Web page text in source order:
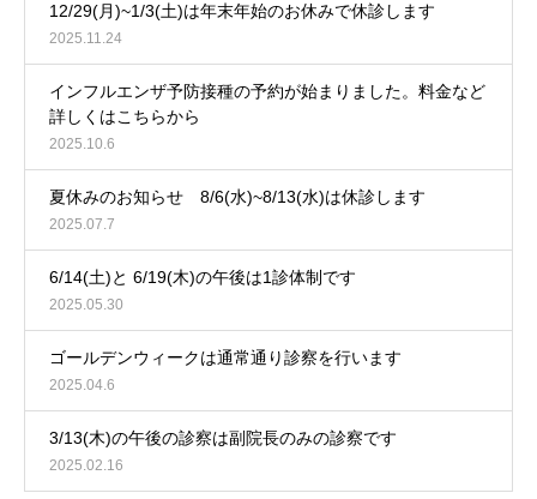
12/29(月)~1/3(土)は年末年始のお休みで休診します
2025.11.24
インフルエンザ予防接種の予約が始まりました。料金など
詳しくはこちらから
2025.10.6
夏休みのお知らせ 8/6(水)~8/13(水)は休診します
2025.07.7
6/14(土)と 6/19(木)の午後は1診体制です
2025.05.30
ゴールデンウィークは通常通り診察を行います
2025.04.6
3/13(木)の午後の診察は副院長のみの診察です
2025.02.16